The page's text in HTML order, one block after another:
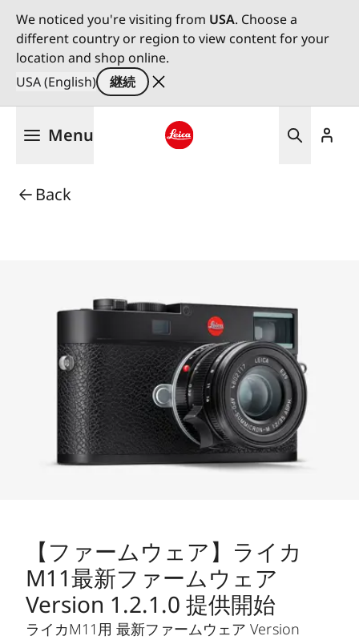
We noticed you're visiting from USA. Choose a
different country or region to view content for your
location and shop online.
USA (English)
継続
Menu
Back
【ファームウェア】ライカ
M11最新ファームウェア
Version 1.2.1.0 提供開始
ライカM11用 最新ファームウェア Version